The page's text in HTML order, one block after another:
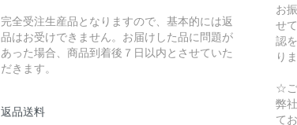
完全受注生産品となりますので、基本的には返
品はお受けできません。お届けした品に問題が
あった場合、商品到着後７日以内とさせていた
だきます。
返品送料
お
せ
認
り
☆
弊
て